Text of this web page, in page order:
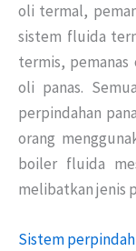
oli termal,
sistem fluida
termis,
oli panas.
perpindahan
orang
boiler fluida
melibatkan jenis
Sistem